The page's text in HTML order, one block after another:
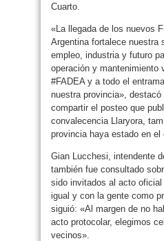
Cuarto.
«La llegada de los nuevos
Argentina fortalece nuestra
empleo, industria y futuro
operación y mantenimiento
#FADEA y a todo el
nuestra provincia», destacó
compartir el posteo que
convalecencia Llaryora,
provincia haya estado en el
Gian Lucchesi, intendente
también fue consultado
sido invitados al acto
igual y con la gente como
siguió: «Al margen de no
acto protocolar, elegimos
vecinos».